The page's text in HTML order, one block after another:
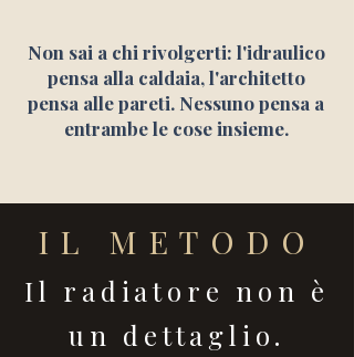
Non sai a chi rivolgerti: l'idraulico
pensa alla caldaia, l'architetto
pensa alle pareti. Nessuno pensa a
entrambe le cose insieme.
IL METODO
Il radiatore non è
un dettaglio.